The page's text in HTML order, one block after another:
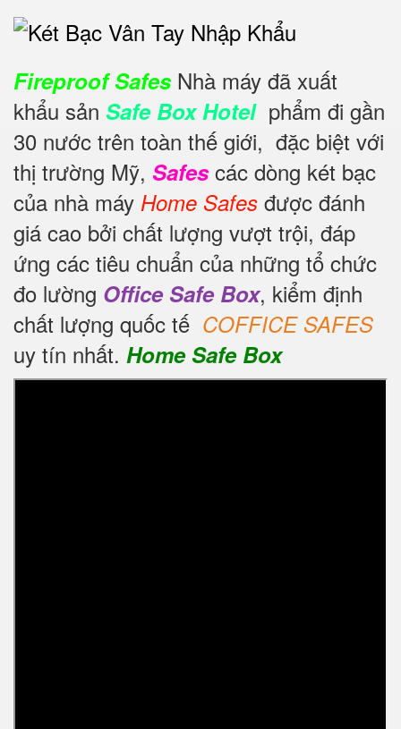
Fireproof SafesNhà máy đã xuất
khẩu sản Safe Box Hotelphẩm đi gần
30 nước trên toàn thế giới, đặc biệt với
thị trường Mỹ, Safes các dòng két bạc
của nhà máy Home Safes được đánh
giá cao bởi chất lượng vượt trội, đáp
ứng các tiêu chuẩn của những tổ chức
đo lường Office Safe Box, kiểm định
chất lượng quốc tế COFFICE SAFES
uy tín nhất. Home Safe Box